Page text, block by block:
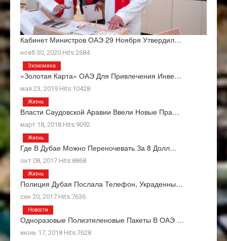
Кабинет Министров ОАЭ 29 Ноября Утвердил…
нояб 30, 2020 Hits:2684
«Золотая Карта» ОАЭ Для Привлечения Инве…
мая 23, 2019 Hits:10428
Экономика
Власти Саудовской Аравии Ввели Новые Пра…
март 18, 2018 Hits:9092
Жизнь
Где В Дубае Можно Переночевать За 8 Долл…
окт 08, 2017 Hits:8868
Жизнь
Полиция Дубая Послала Телефон, Украденны…
сен 20, 2017 Hits:7636
Жизнь
Одноразовые Полиэтиленовые Пакеты В ОАЭ …
июнь 17, 2018 Hits:7628
Новости